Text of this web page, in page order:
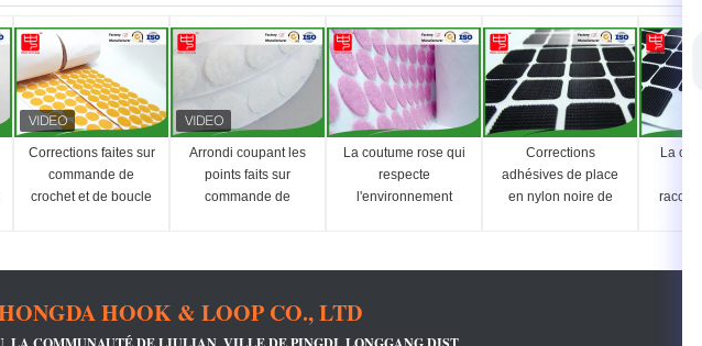
Corrections faites sur
commande de
crochet et de boucle
Arrondi coupant les
points faits sur
commande de
La coutume rose qui
respecte
l'environnement
Corrections
adhésives de place
en nylon noire de
La
HOOK & LOOP CO., LTD